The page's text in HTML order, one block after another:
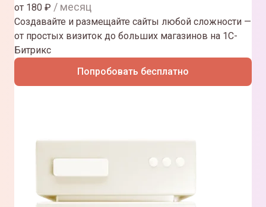
от 180 ₽ / месяц
Создавайте и размещайте сайты любой сложности —
от простых визиток до больших магазинов на 1С-
Битрикс
Попробовать бесплатно